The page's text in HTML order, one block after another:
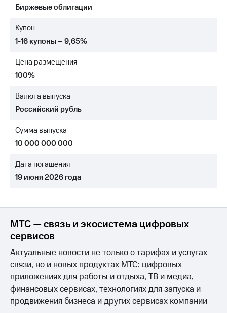
Достижения
Интервью
отчетность
Контакты
Новости
в
и акционерам
Корпоративное
Корпоративный
секретарь
Раскрытие
информации
Информация
акционерам
Документы
ПАО
"МТС"
Собрания
акционеров
Биржевые облигации
Купон
1-16 купоны – 9,65%
Цена размещения
100%
Валюта выпуска
Российский рубль
Сумма выпуска
10 000 000 000
Дата погашения
19 июня 2026 года
МТС — связь и экосистема цифровых
сервисов
Актуальные новости не только о тарифах и услугах
связи, но и новых продуктах МТС: цифровых
приложениях для работы и отдыха, ТВ и медиа,
финансовых сервисах, технологиях для запуска и
продвижения бизнеса и других сервисах компании